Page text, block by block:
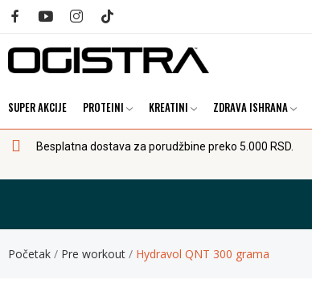
SUPER AKCIJE PROTEINI KREATINI ZDRAVA ISHRANA
Besplatna dostava za porudžbine preko 5.000 RSD.
Početak Pre workout Hydravol QNT 300 grama